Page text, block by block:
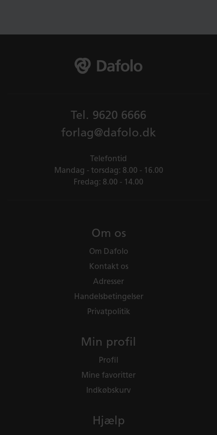
Om os
Om Dafolo
Kontakt os
Adresser
Handelsbetingelser
Privatpolitik
Min profil
Profil
Mine favoritter
Indkøbskurv
Hjælp
Tel. 9620 6666
forlag@dafolo.dk
Telefontid
Mandag - torsdag: 8.00 - 16.00
Fredag: 8.00 - 14.00